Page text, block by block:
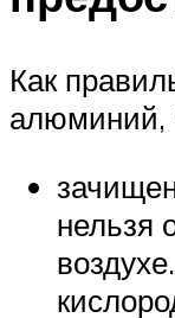
Как
алюминий,
нельзя